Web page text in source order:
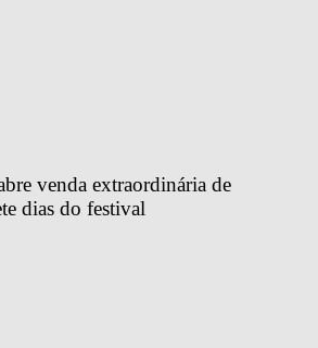
venda extraordinária de
dias do festival